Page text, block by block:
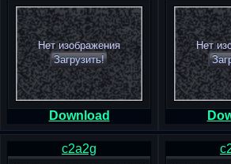
Нет изображения
Загрузить!
Download
Нет
c2a2g